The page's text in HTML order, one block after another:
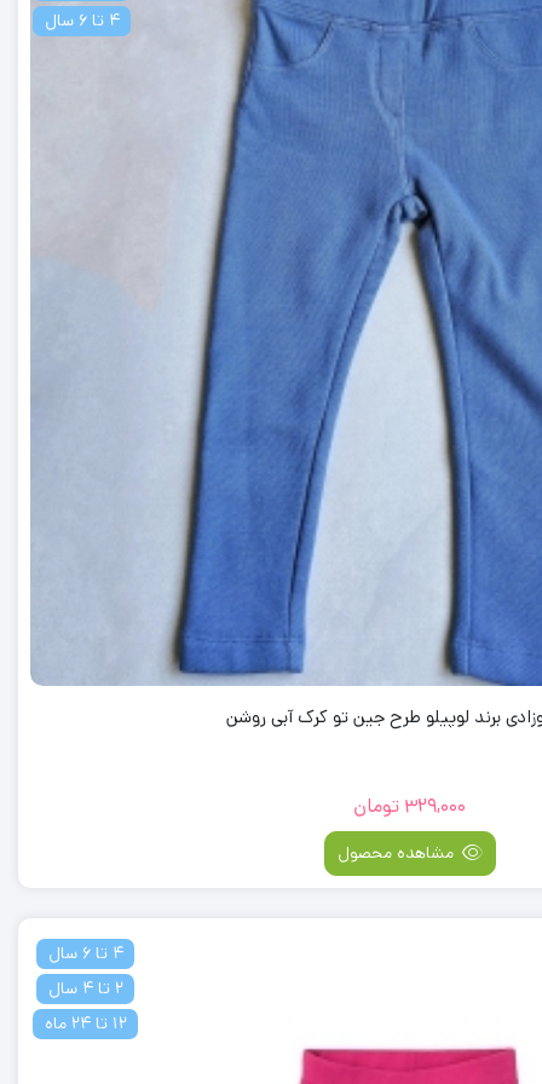
4 تا 6 سال
برند لوپیلو طرح جین تو کرک آبی روشن
329,000 تومان
مشاهده محصول
4 تا 6 سال
2 تا 4 سال
12 تا 24 ماه